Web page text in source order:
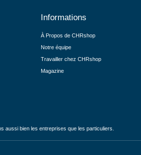
Informations
À Propos de CHRshop
Notre équipe
Travailler chez CHRshop
Magazine
aussi bien les entreprises que les particuliers.